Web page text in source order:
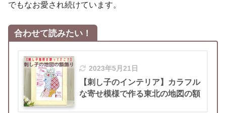
でもなお愛され続けています。
合わせて読みたい！
2023年5月21日
【刺し子のインテリア】カラフル
な寄せ模様で作る東北の地図の額